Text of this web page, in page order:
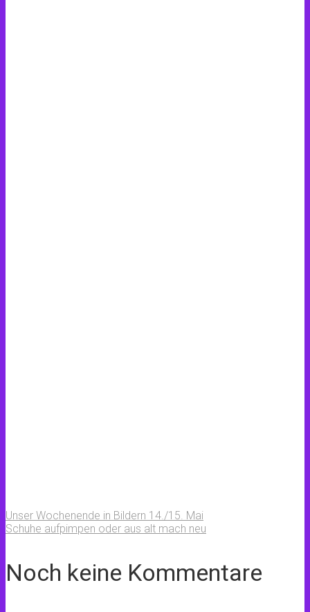
Unser Wochenende in Bildern 14./15. Mai
Schuhe aufpimpen oder aus alt mach neu
Noch keine Kommentare